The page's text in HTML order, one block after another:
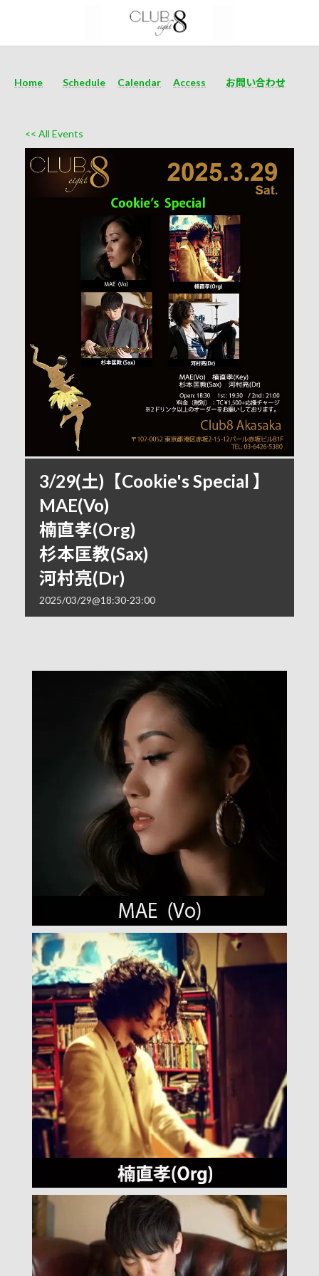
Home Schedule Calendar Access お問い合わせ
<< All Events
3/29(土)【Cookie's Special 】
MAE(Vo)
楠直孝(Org)
杉本匡教(Sax)
河村亮(Dr)
2025/03/29@18:30-23:00